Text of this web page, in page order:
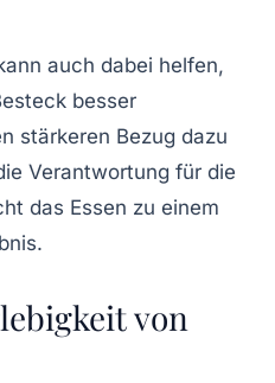
auch dabei helfen,
besser
stärkeren Bezug dazu
Verantwortung für die
das Essen zu einem
von